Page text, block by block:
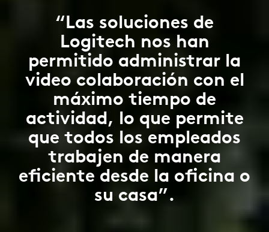
“Las soluciones de
Logitech nos han
permitido administrar la
video colaboración con el
máximo tiempo de
actividad, lo que permite
que todos los empleados
trabajen de manera
eficiente desde la oficina o
su casa”.